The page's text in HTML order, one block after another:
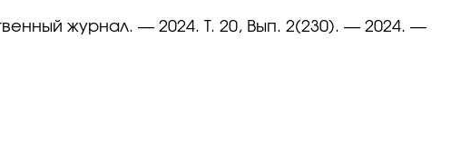
журнал. — 2024. Т. 20, Вып. 2(230). — 2024. —